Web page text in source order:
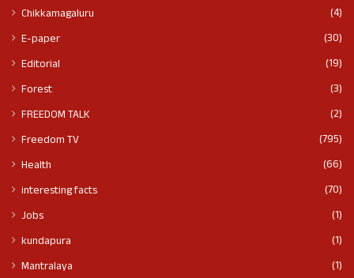
Chikkamagaluru
(4)
E-paper
(30)
Editorial
(19)
Forest
(3)
FREEDOM TALK
(2)
Freedom TV
(795)
Health
(66)
interesting facts
(70)
Jobs
(1)
kundapura
(1)
Mantralaya
(1)